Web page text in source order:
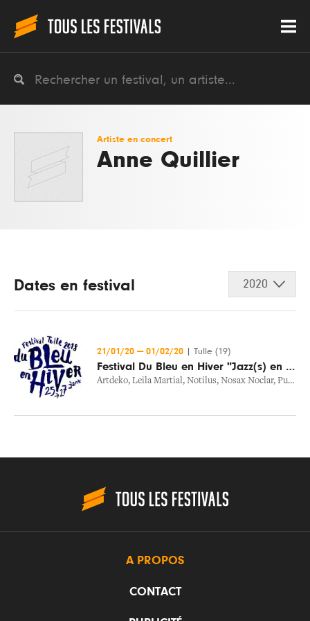
Artiste en concert
Anne Quillier
Dates en festival 2020
21/01/20 — 01/02/20 Tulle (19)
Festival Du Bleu en Hiver "Jazz(s) en Tête"
Artdeko, Leila Martial, Notilus, Nosax Noclar, Pulcinella
A PROPOS
CONTACT